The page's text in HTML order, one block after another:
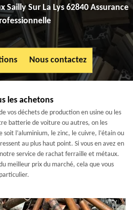
Sailly Sur La Lys 62840 Assurance
Nous contactez
les achetons
vos déchets de production en usine ou les
batterie de voiture ou autres, on les
soit l’aluminium, le zinc, le cuivre, l’étain ou
au plus haut point. Si vous en avez en
service de rachat ferraille et métaux.
meilleur prix du marché, cela que vous